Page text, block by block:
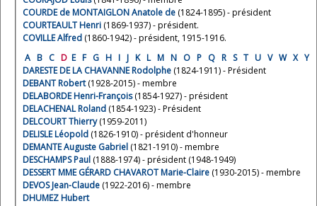
COURDE de MONTAIGLON Anatole de (1824-1895) - président
COURTEAULT Henri (1869-1937) - président.
COVILLE Alfred (1860-1942) - président, 1915-1916.
A B C D E F G H I J K L M N O P Q R S T U V W X Y
DARESTE DE LA CHAVANNE Rodolphe (1824-1911) - Président
DEBANT Robert(1928-2015) - membre
DELABORDE Henri-François(1854-1927) - président
DELACHENAL Roland (1854-1923) - Président
DELCOURT Thierry(1959-2011)
DELISLE Léopold (1826-1910) - président d'honneur
DEMANTE Auguste Gabriel (1821-1910) - membre
DESCHAMPS Paul (1888-1974) - président (1948-1949)
DESSERT MME GÉRARD CHAVAROT Marie-Claire (1930-2015) - membre
DEVOS Jean-Claude (1922-2016) - membre
DHUMEZ Hubert